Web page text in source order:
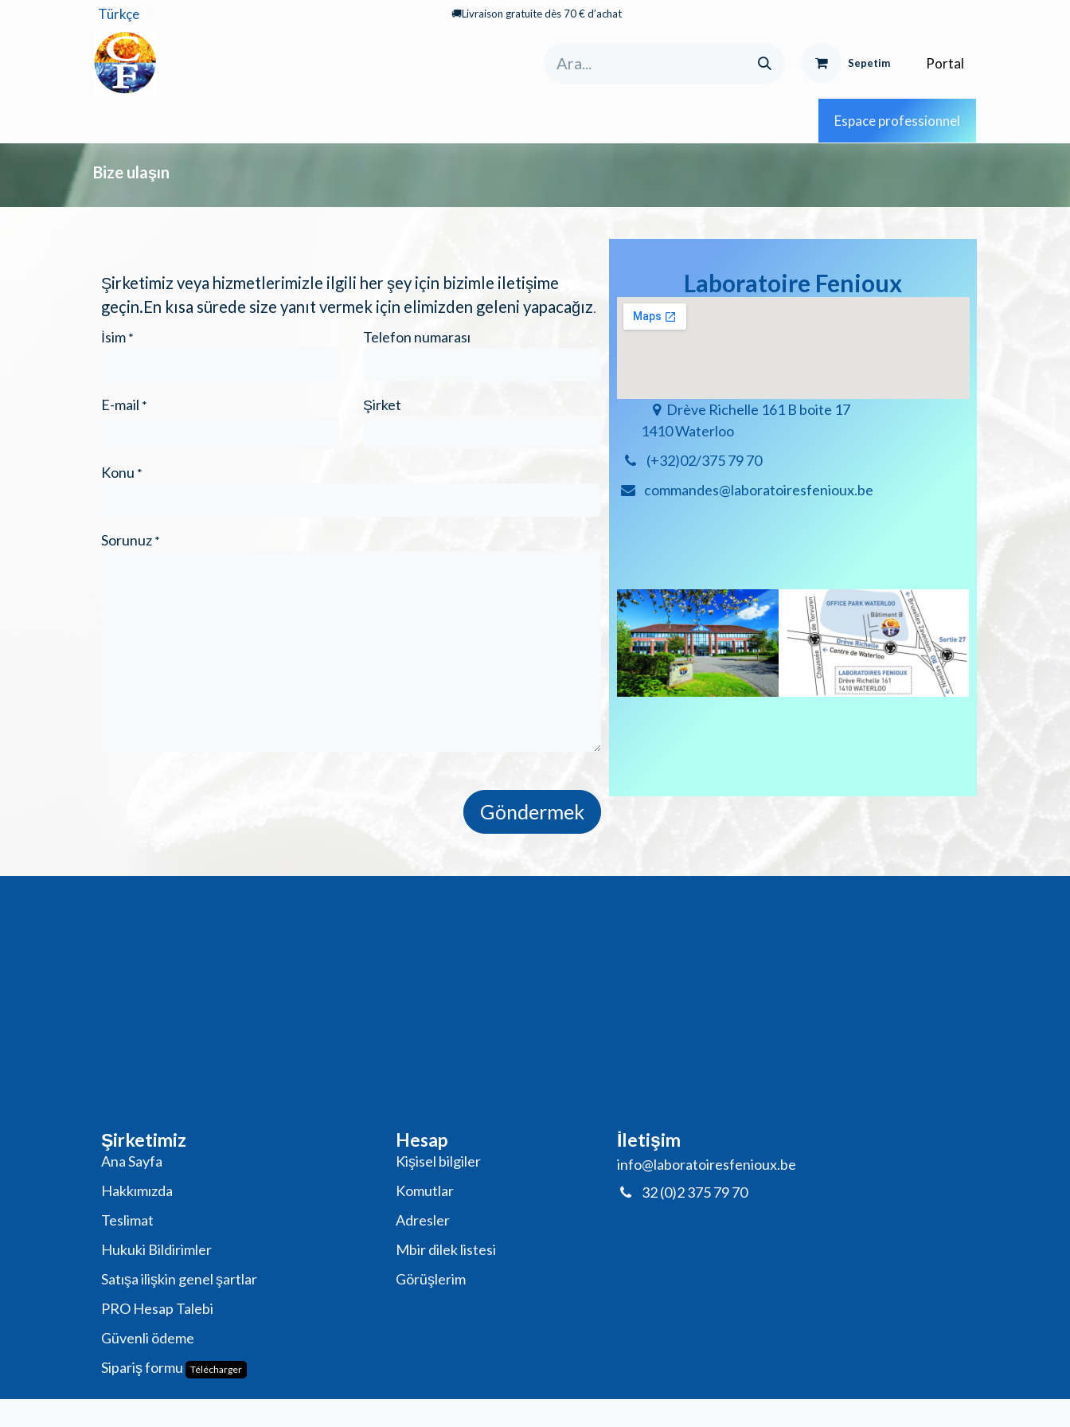
İçereği AtlaTürkçe 🚚Livraison gratuite dès 70 € d’achat
Sepetim Portal
Espace professionnel
Bize ulaşın
Şirketimiz veya hizmetlerimizle ilgili her şey için bizimle iletişime
geçin.En kısa sürede size yanıt vermek için elimizden geleni yapacağız.
İsim * Telefon numarası
E-mail * Şirket
Konu *
Sorunuz *
Göndermek
Laboratoire Fenioux
Drève Richelle 161 B boite 17
1410 Waterloo
(+32)02/375 79 70
commandes@laboratoiresfenioux.be
Şirketimiz
Ana Sayfa
Hakkımızda
Teslimat
Hukuki Bildirimler
Satışa ilişkin genel şartlar
PRO Hesap Talebi
Güvenli ödeme
Sipariş formu
Télécharger
Hesap
Kişisel bilgiler
Komutlar
Adresler
Mbir dilek listesi
Görüşlerim
İletişim
info@laboratoiresfenioux.be
32 (0)2 375 79 70